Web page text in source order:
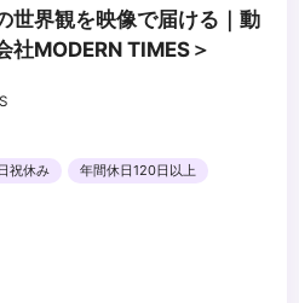
世界観を映像で届ける｜動
社MODERN TIMES＞
祝休み
年間休日120日以上